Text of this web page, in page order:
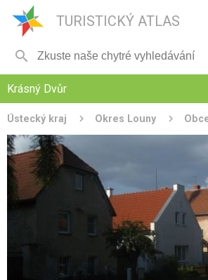
TURISTICKÝ ATLAS

Krásný Dvůr
Ústecký kraj Okres Louny